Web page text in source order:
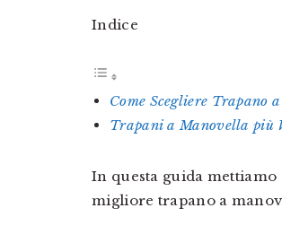
Indice
Come Scegliere Trapano
Trapani a Manovella più
In questa guida
migliore trapano a